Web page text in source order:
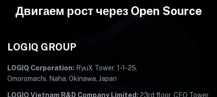
Двигаем рост через Open Source
LOGIQ GROUP
LOGIQ Corporation: RyuX Tower, 1-1-25,
Omoromachi, Naha, Okinawa, Japan
LOGIQ Vietnam R&D Company Limited: 23rd floor, CEO Tower,